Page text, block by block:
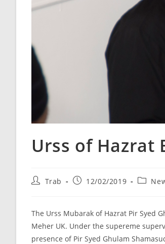
Urss of Hazrat
PostTrab
Post12/02/2019
Post
The Urss Mubarak of Hazrat Pir Syed
Meher UK. Under the supereme
presence of Pir Syed Ghulam